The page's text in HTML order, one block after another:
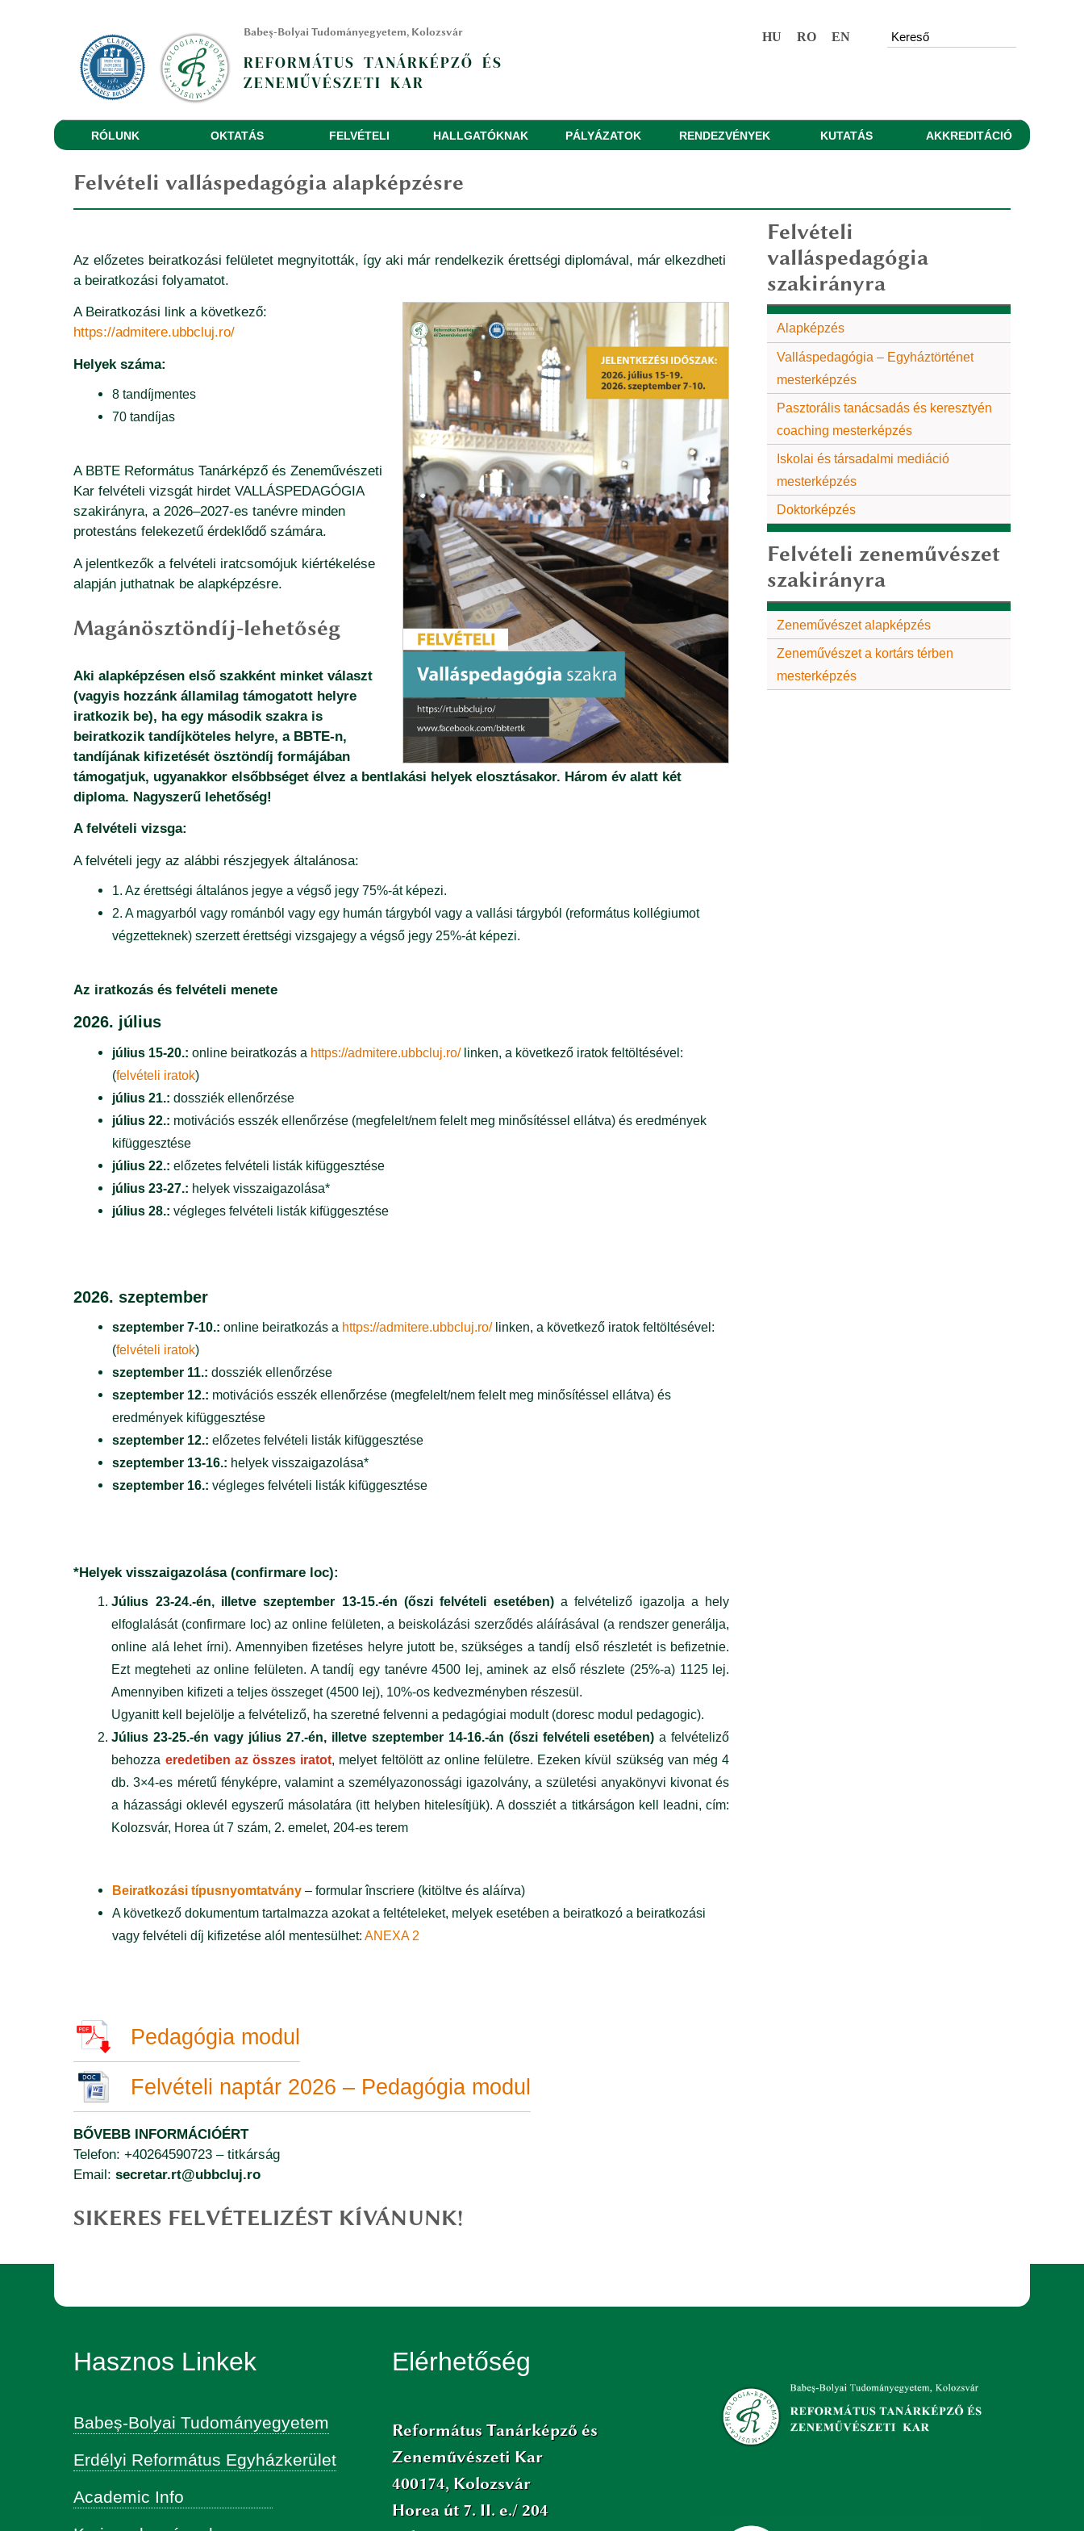
Babeș-Bolyai Tudományegyetem, Kolozsvár
REFORMÁTUS TANÁRKÉPZŐ ÉS
ZENEMŰVÉSZETI KAR
HU RO EN
RÓLUNK OKTATÁS
Doktori Iskola
FELVÉTELI HALLGATÓKNAK PÁLYÁZATOK RENDEZVÉNYEK KUTATÁS AKKREDITÁCIÓ
Felvételi valláspedagógia alapképzésre
Felvételi
valláspedagógia
szakirányra
Alapképzés
Valláspedagógia – Egyháztörténet
mesterképzés
Pasztorális tanácsadás és keresztyén
coaching mesterképzés
Iskolai és társadalmi mediáció
mesterképzés
Doktorképzés
Felvételi zeneművészet
szakirányra
Zeneművészet alapképzés
Zeneművészet a kortárs térben
mesterképzés
Az előzetes beiratkozási felületet megnyitották, így aki már rendelkezik érettségi diplomával, már elkezdheti
a beiratkozási folyamatot.
A Beiratkozási link a következő:
https://admitere.ubbcluj.ro/
Helyek száma:
8 tandíjmentes
70 tandíjas
A BBTE Református Tanárképző és Zeneművészeti
Kar felvételi vizsgát hirdet VALLÁSPEDAGÓGIA
szakirányra, a 2026–2027-es tanévre minden
protestáns felekezetű érdeklődő számára.
A jelentkezők a felvételi iratcsomójuk kiértékelése
alapján juthatnak be alapképzésre.
Magánösztöndíj-lehetőség
Aki alapképzésen első szakként minket választ
(vagyis hozzánk államilag támogatott helyre
iratkozik be), ha egy második szakra is
beiratkozik tandíjköteles helyre, a BBTE-n,
tandíjának kifizetését ösztöndíj formájában
támogatjuk, ugyanakkor elsőbbséget élvez a bentlakási helyek elosztásakor. Három év alatt két
diploma. Nagyszerű lehetőség!
A felvételi vizsga:
A felvételi jegy az alábbi részjegyek általánosa:
1. Az érettségi általános jegye a végső jegy 75%-át képezi.
2. A magyarból vagy románból vagy egy humán tárgyból vagy a vallási tárgyból (református kollégiumot
végzetteknek) szerzett érettségi vizsgajegy a végső jegy 25%-át képezi.
Az iratkozás és felvételi menete
2026. július
július 15-20.: online beiratkozás a https://admitere.ubbcluj.ro/linken, a következő iratok feltöltésével:
(felvételi iratok)
július 21.: dossziék ellenőrzése
július 22.: motivációs esszék ellenőrzése (megfelelt/nem felelt meg minősítéssel ellátva) és eredmények
kifüggesztése
július 22.: előzetes felvételi listák kifüggesztése
július 23-27.: helyek visszaigazolása*
július 28.: végleges felvételi listák kifüggesztése
2026. szeptember
szeptember 7-10.: online beiratkozás a https://admitere.ubbcluj.ro/linken, a következő iratok feltöltésével:
(felvételi iratok)
szeptember 11.: dossziék ellenőrzése
szeptember 12.: motivációs esszék ellenőrzése (megfelelt/nem felelt meg minősítéssel ellátva) és
eredmények kifüggesztése
szeptember 12.: előzetes felvételi listák kifüggesztése
szeptember 13-16.: helyek visszaigazolása*
szeptember 16.: végleges felvételi listák kifüggesztése
*Helyek visszaigazolása (confirmare loc):
Július 23-24.-én, illetve szeptember 13-15.-én (őszi felvételi esetében) a felvételiző igazolja a hely
elfoglalását (confirmare loc) az online felületen, a beiskolázási szerződés aláírásával (a rendszer generálja,
online alá lehet írni). Amennyiben fizetéses helyre jutott be, szükséges a tandíj első részletét is befizetnie.
Ezt megteheti az online felületen. A tandíj egy tanévre 4500 lej, aminek az első részlete (25%-a) 1125 lej.
Amennyiben kifizeti a teljes összeget (4500 lej), 10%-os kedvezményben részesül.
Ugyanitt kell bejelölje a felvételiző, ha szeretné felvenni a pedagógiai modult (doresc modul pedagogic).
Július 23-25.-én vagy július 27.-én, illetve szeptember 14-16.-án (őszi felvételi esetében) a felvételiző
behozza eredetiben az összes iratot, melyet feltölött az online felületre. Ezeken kívül szükség van még 4
db. 3×4-es méretű fényképre, valamint a személyazonossági igazolvány, a születési anyakönyvi kivonat és
a házassági oklevél egyszerű másolatára (itt helyben hitelesítjük). A dossziét a titkárságon kell leadni, cím:
Kolozsvár, Horea út 7 szám, 2. emelet, 204-es terem
Beiratkozási típusnyomtatvány – formular înscriere (kitöltve és aláírva)
A következő dokumentum tartalmazza azokat a feltételeket, melyek esetében a beiratkozó a beiratkozási
vagy felvételi díj kifizetése alól mentesülhet: ANEXA 2
Pedagógia modul
Felvételi naptár 2026 – Pedagógia modul
BŐVEBB INFORMÁCIÓÉRT
Telefon: +40264590723 – titkárság
Email:secretar.rt@ubbcluj.ro
SIKERES FELVÉTELIZÉST KÍVÁNUNK!
Hasznos Linkek
Babeș-Bolyai Tudományegyetem
Erdélyi Református Egyházkerület
Academic Info
Elérhetőség
Református Tanárképző és
Zeneművészeti Kar
400174, Kolozsvár
Horea út 7. II. e./ 204